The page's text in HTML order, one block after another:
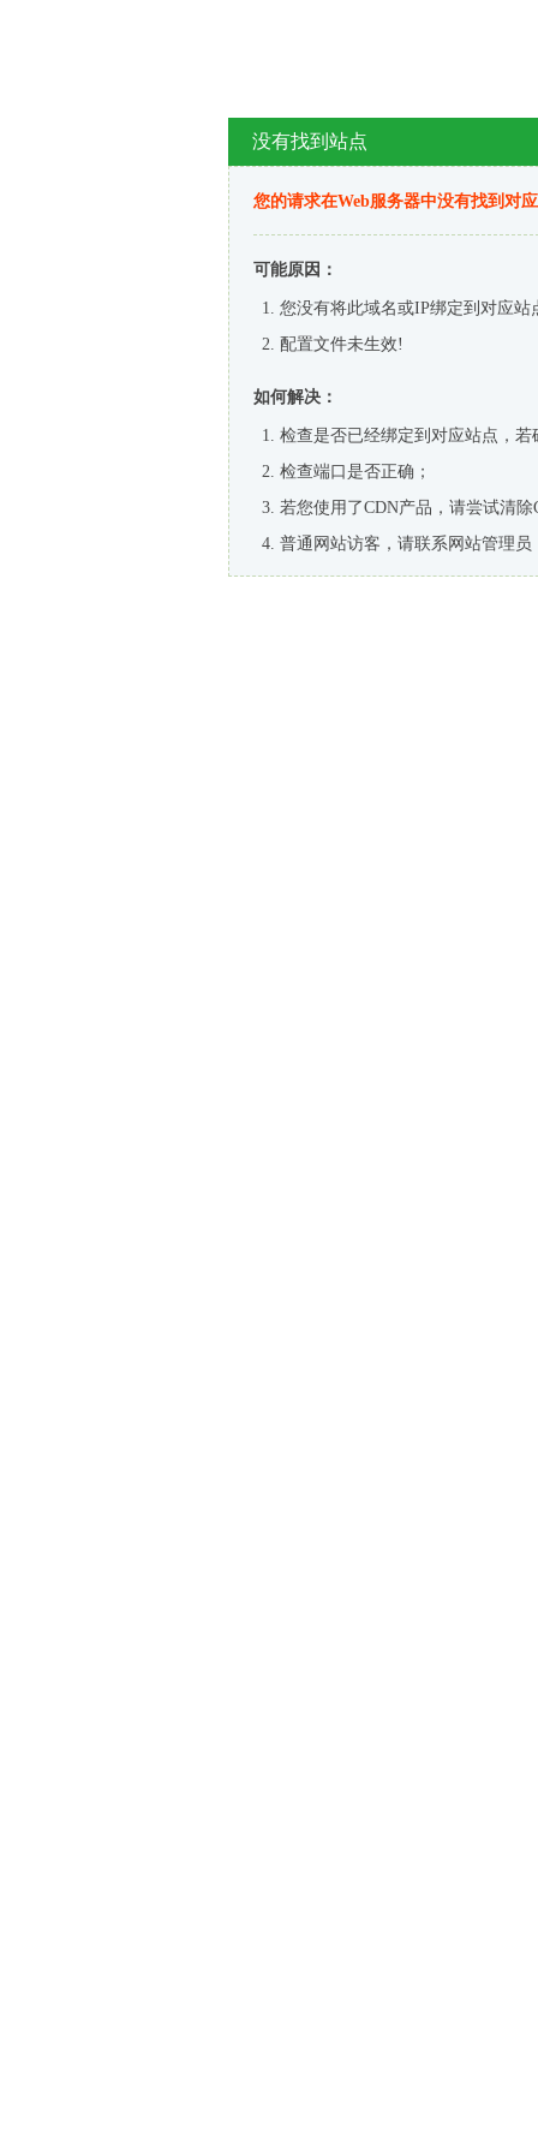
没有找到站点
您的请求在Web服务器中没有找到对
可能原因：
您没有将此域名或IP绑定到对应站
配置文件未生效!
如何解决：
检查是否已经绑定到对应站点，
检查端口是否正确；
若您使用了CDN产品，请尝试清除
普通网站访客，请联系网站管理员